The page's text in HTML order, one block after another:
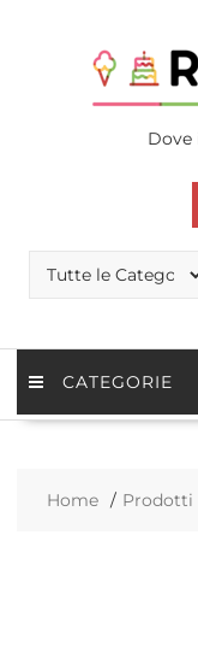
Dove
CATEGORIE
Home Prodotti